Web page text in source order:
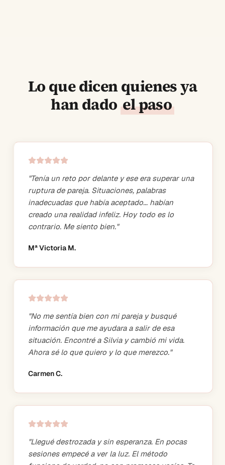
Lo que dicen quienes ya
han dado el paso
"Tenía un reto por delante y ese era superar una
ruptura de pareja. Situaciones, palabras
inadecuadas que había aceptado... habían
creado una realidad infeliz. Hoy todo es lo
contrario. Me siento bien."
Mª Victoria M.
"No me sentía bien con mi pareja y busqué
información que me ayudara a salir de esa
situación. Encontré a Silvia y cambió mi vida.
Ahora sé lo que quiero y lo que merezco."
Carmen C.
"Llegué destrozada y sin esperanza. En pocas
sesiones empecé a ver la luz. El método